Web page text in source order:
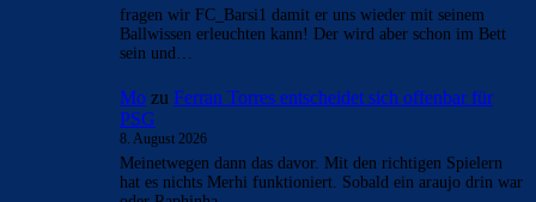
fragen wir FC_Barsi1 damit er uns wieder mit seinem
Ballwissen erleuchten kann! Der wird aber schon im Bett
sein und…
Mo zu Ferran Torres entscheidet sich offenbar für
PSG
8. August 2026
Meinetwegen dann das davor. Mit den richtigen Spielern
hat es nichts Merhi funktioniert. Sobald ein araujo drin war